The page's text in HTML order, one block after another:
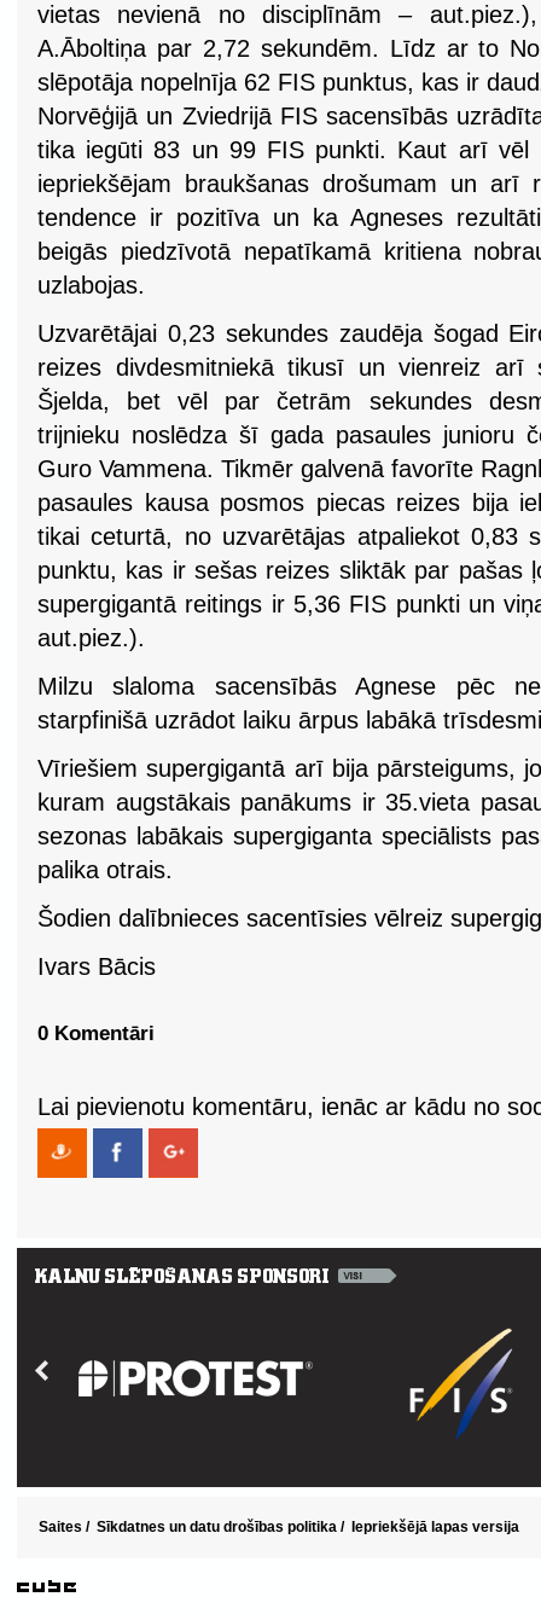
vietas nevienā no disciplīnām –
A.Āboltiņa par 2,72 sekundēm. Līdz ar to
slēpotāja nopelnīja 62 FIS punktus, kas ir
Norvēģijā un Zviedrijā FIS sacensībās
tika iegūti 83 un 99 FIS punkti. Kaut arī vēl
iepriekšējam braukšanas drošumam un arī
tendence ir pozitīva un ka Agneses
beigās piedzīvotā nepatīkamā kritiena
uzlabojas.
Uzvarētājai 0,23 sekundes zaudēja šogad
reizes divdesmitniekā tikusī un vienreiz arī
Šjelda, bet vēl par četrām sekundes
trijnieku noslēdza šī gada pasaules junioru
Guro Vammena. Tikmēr galvenā favorīte
pasaules kausa posmos piecas reizes bija
tikai ceturtā, no uzvarētājas atpaliekot 0,83
punktu, kas ir sešas reizes sliktāk par pašas
supergigantā reitings ir 5,36 FIS punkti un
aut.piez.).
Milzu slaloma sacensībās Agnese pēc
starpfinišā uzrādot laiku ārpus labākā
Vīriešiem supergigantā arī bija pārsteigums,
kuram augstākais panākums ir 35.vieta
sezonas labākais supergiganta speciālists
palika otrais.
Šodien dalībnieces sacentīsies vēlreiz
Ivars Bācis
0 Komentāri
Lai pievienotu komentāru, ienāc ar kādu no
Saites / Sīkdatnes un datu drošības politika / Iepriekšējā lapas versija